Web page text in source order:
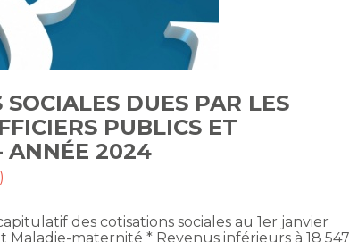
DUES PAR LES
PUBLICS ET
ANNÉE 2024
des cotisations sociales au 1er janvier
maternité * Revenus inférieurs à 18 547